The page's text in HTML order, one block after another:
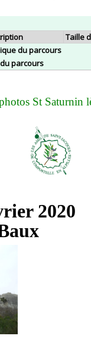
Taille
du parcours
parcours
St Saturnin
2020